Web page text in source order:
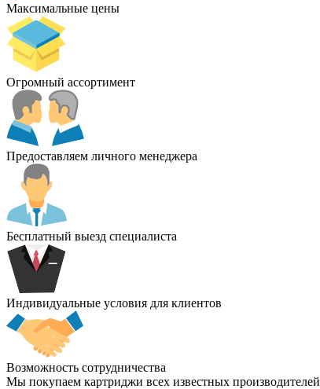
Максимальные цены
Огромный ассортимент
Предоставляем личного менеджера
Бесплатный выезд специалиста
Индивидуальные условия для клиентов
Возможность сотрудничества
Мы покупаем картриджи всех известных производителей